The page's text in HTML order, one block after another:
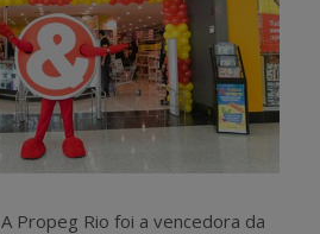
A Propeg Rio foi a vencedora da